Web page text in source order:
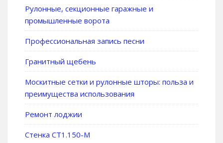
Рулонные, секционные гаражные и
промышленные ворота
Профессиональная запись песни
Гранитный щебень
Москитные сетки и рулонные шторы: польза и
преимущества использования
Ремонт лоджии
Стенка СТ1.150-М